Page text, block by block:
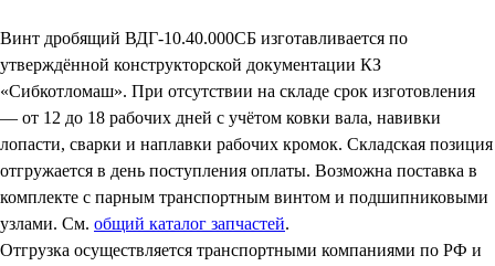
Винт дробящий ВДГ-10.40.000СБ изготавливается по
утверждённой конструкторской документации КЗ
«Сибкотломаш». При отсутствии на складе срок изготовления
— от 12 до 18 рабочих дней с учётом ковки вала, навивки
лопасти, сварки и наплавки рабочих кромок. Складская позиция
отгружается в день поступления оплаты. Возможна поставка в
комплекте с парным транспортным винтом и подшипниковыми
узлами. См. общий каталог запчастей.
Отгрузка осуществляется транспортными компаниями по РФ и